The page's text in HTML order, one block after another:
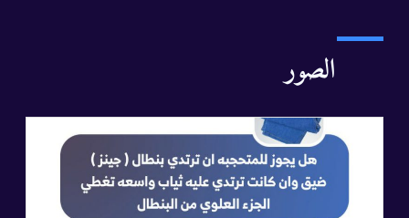
الصور